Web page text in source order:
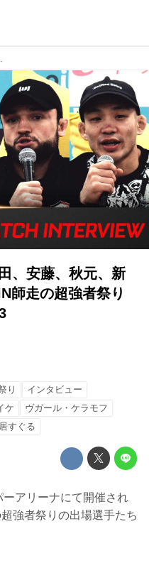
インタビュー vol.3
、安藤、秋元、新
師走の超強者祭り
り
インタビュー
ケ
ヴガール・ケラモフ
すぐる
アリーナにて開催され
強者祭りの出場選手たち